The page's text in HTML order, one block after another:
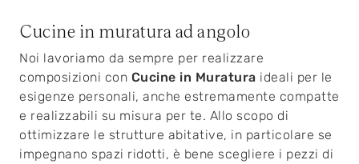
Cucine in muratura ad angolo
Noi lavoriamo da sempre per realizzare
composizioni con Cucine in Muratura ideali per le
esigenze personali, anche estremamente compatte
e realizzabili su misura per te. Allo scopo di
ottimizzare le strutture abitative, in particolare se
impegnano spazi ridotti, è bene scegliere i pezzi di